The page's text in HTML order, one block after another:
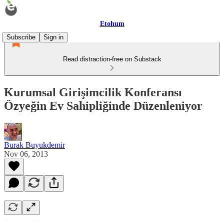
Etohum
Subscribe
Sign in
Read distraction-free on Substack
Kurumsal Girişimcilik Konferansı
Özyeğin Ev Sahipliğinde Düzenleniyor
Burak Buyukdemir
Nov 06, 2013